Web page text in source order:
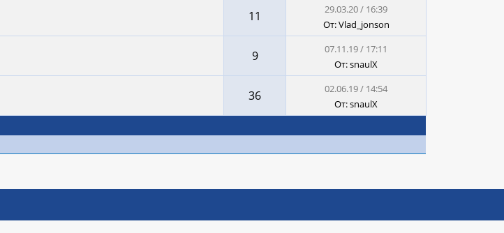
11
29.03.20 / 16:39
От: Vlad_jonson
9
07.11.19 / 17:11
От: snaulX
36
02.06.19 / 14:54
От: snaulX